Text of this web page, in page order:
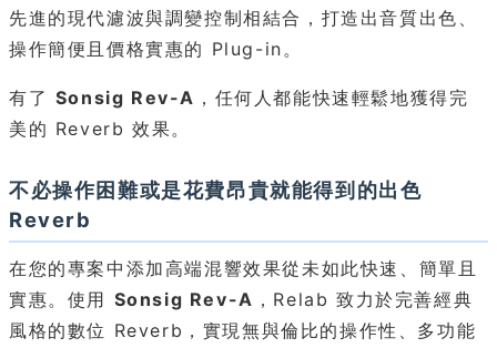
先進的現代濾波與調變控制相結合，打造出音質出色、
操作簡便且價格實惠的 Plug-in。
有了 Sonsig Rev-A ，任何人都能快速輕鬆地獲得完
美的 Reverb 效果。
不必操作困難或是花費昂貴就能得到的出色
Reverb
在您的專案中添加高端混響效果從未如此快速、簡單且
實惠。使用 Sonsig Rev-A ，Relab 致力於完善經典
風格的數位 Reverb，實現無與倫比的操作性、多功能